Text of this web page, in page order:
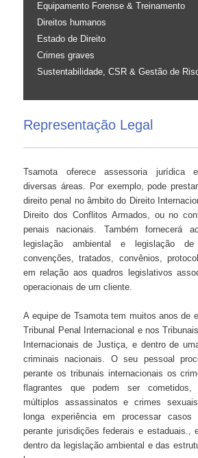
Equipamento Forense & Treinamento
Direitos humanos
Estado de Direito
Crimes graves
Sustentabilidade, CSR & Gestão de
Representação Legal
Tsamota oferece assessoria jurídica
diversas áreas. Por exemplo, pode
direito penal no âmbito do Direito
Direito dos Conflitos Armados, ou no
penais nacionais. Também fornecerá
legislação ambiental e legislação de
convenções, tratados, convênios,
em relação aos quadros legislativos
operacionais de um cliente.
A equipe de Tsamota tem muitos anos de
Tribunal Penal Internacional e nos
Internacionais de Justiça, e dentro de
criminais nacionais. O seu pessoal
perante os tribunais internacionais os
flagrantes que podem ser cometidos,
múltiplos assassinatos e crimes
longa experiência em processar casos
perante jurisdições federais e estaduais.,
dentro da legislação ambiental e das